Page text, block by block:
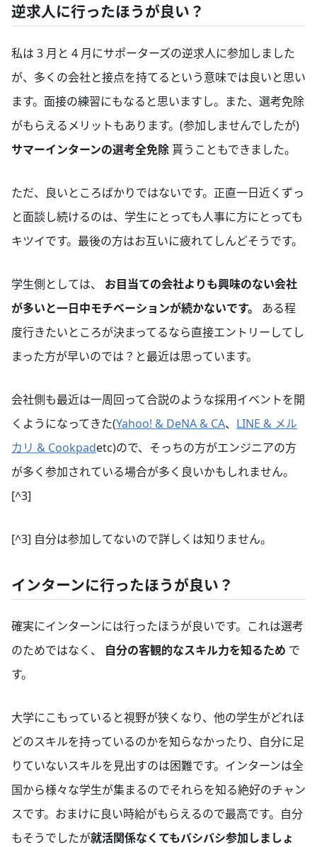
逆求人に行ったほうが良い？
私は 3 月と 4 月にサポーターズの逆求人に参加しました
が、多くの会社と接点を持てるという意味では良いと思い
ます。面接の練習にもなると思いますし。また、選考免除
がもらえるメリットもあります。(参加しませんでしたが)
サマーインターンの選考全免除 貰うこともできました。
ただ、良いところばかりではないです。正直一日近くずっ
と面談し続けるのは、学生にとっても人事に方にとっても
キツイです。最後の方はお互いに疲れてしんどそうです。
学生側としては、 お目当ての会社よりも興味のない会社
が多いと一日中モチベーションが続かないです。
ある程
度行きたいところが決まってるなら直接エントリーしてし
まった方が早いのでは？と最近は思っています。
会社側も最近は一周回って合説のような採用イベントを開
くようになってきた(Yahoo! & DeNA & CA、 LINE & メル
カリ & Cookpadetc)ので、そっちの方がエンジニアの方
が多く参加されている場合が多く良いかもしれません。
[^3]
[^3] 自分は参加してないので詳しくは知りません。
インターンに行ったほうが良い？
確実にインターンには行ったほうが良いです。これは選考
のためではなく、 自分の客観的なスキル力を知るため で
す。
大学にこもっていると視野が狭くなり、他の学生がどれほ
どのスキルを持っているのかを知らなかったり、自分に足
りていないスキルを見出すのは困難です。インターンは全
国から様々な学生が集まるのでそれらを知る絶好のチャン
スです。おまけに良い時給がもらえるので最高です。自分
もそうでしたが就活関係なくてもバシバシ参加しましょ